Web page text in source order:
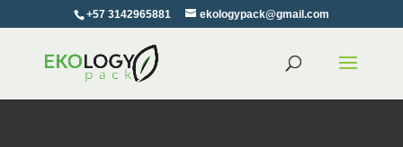
+57 3142965881 ekologypack@gmail.com